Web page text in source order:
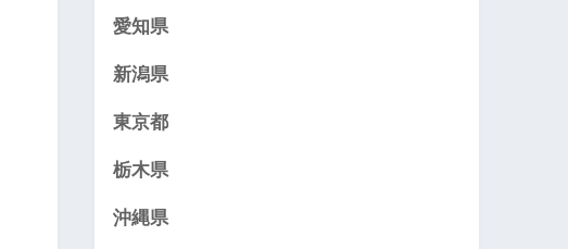
愛知県
新潟県
東京都
栃木県
沖縄県